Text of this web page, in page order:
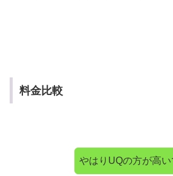
料金比較
やはりUQの方が高い